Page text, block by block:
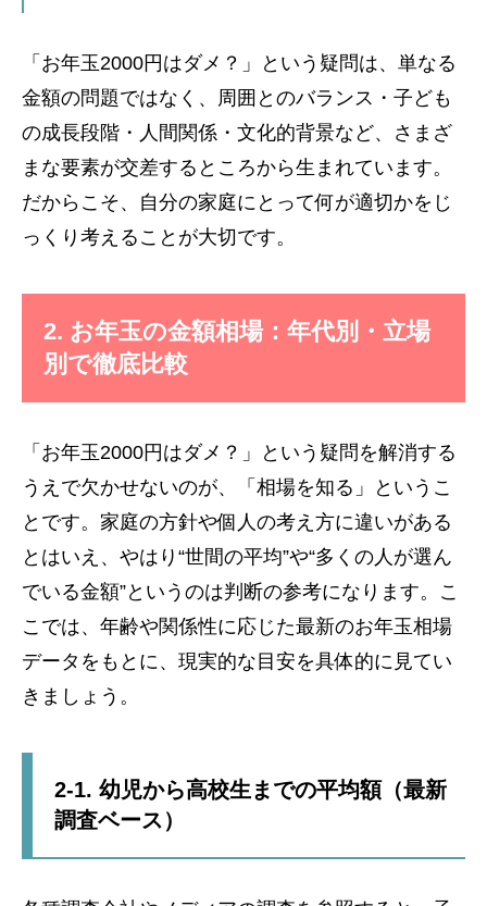
「お年玉2000円はダメ？」という疑問は、単なる
金額の問題ではなく、周囲とのバランス・子ども
の成長段階・人間関係・文化的背景など、さまざ
まな要素が交差するところから生まれています。
だからこそ、自分の家庭にとって何が適切かをじ
っくり考えることが大切です。
2. お年玉の金額相場：年代別・立場
別で徹底比較
「お年玉2000円はダメ？」という疑問を解消する
うえで欠かせないのが、「相場を知る」というこ
とです。家庭の方針や個人の考え方に違いがある
とはいえ、やはり“世間の平均”や“多くの人が選ん
でいる金額”というのは判断の参考になります。こ
こでは、年齢や関係性に応じた最新のお年玉相場
データをもとに、現実的な目安を具体的に見てい
きましょう。
2-1. 幼児から高校生までの平均額（最新
調査ベース）